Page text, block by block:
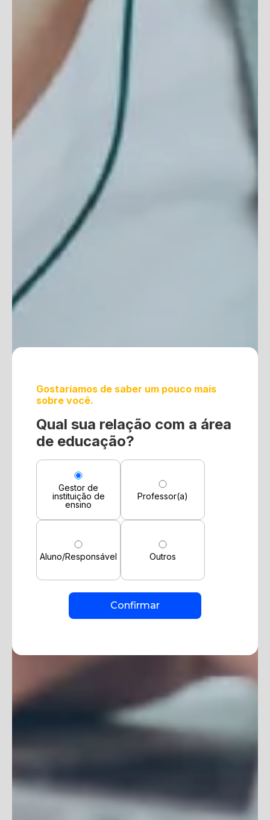
Gostaríamos de saber um pouco mais
sobre você.
Qual sua relação com a área
de educação?
Gestor de
instituição de
ensino
Professor(a)
Aluno/Responsável Outros